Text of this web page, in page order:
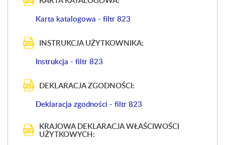
Karta katalogowa - filtr 823
INSTRUKCJA UŻYTKOWNIKA:
Instrukcja - filtr 823
DEKLARACJA ZGODNOŚCI:
Deklaracja zgodności - filtr 823
KRAJOWA DEKLARACJA WŁAŚCIWOŚCI
UŻYTKOWYCH: